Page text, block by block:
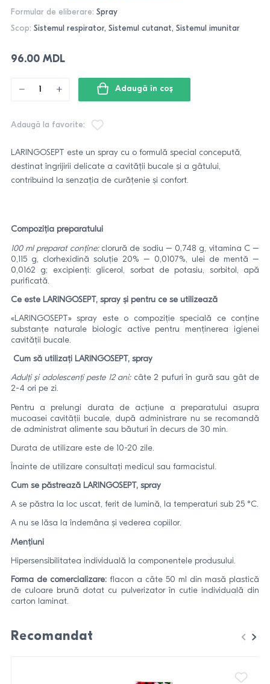
Formular de eliberare: Spray
Scop: Sistemul respirator, Sistemul cutanat, Sistemul imunitar
96.00 MDL
Adaugă în coş
Adaugă la favorite:
LARINGOSEPT este un spray cu o formulă special concepută,
destinat îngrijirii delicate a cavității bucale și a gâtului,
contribuind la senzația de curățenie și confort.
Compoziția preparatului
100 ml preparat conține:clorură de sodiu – 0,748 g, vitamina C –
0,115 g, clorhexidină soluție 20% – 0,0107%, ulei de mentă –
0,0162 g; excipienți: glicerol, sorbat de potasiu, sorbitol, apă
purificată.
Ce este LARINGOSEPT, spray şi pentru ce se utilizează
«LARINGOSEPT» spray este o compoziție specială ce conține
substanțe naturale biologic active pentru menținerea igienei
cavității bucale.
Cum să utilizați LARINGOSEPT, spray
Adulți și adolescenți peste 12 ani:câte 2 pufuri în gură sau gât de
2-4 ori pe zi.
Pentru a prelungi durata de acțiune a preparatului asupra
mucoasei cavității bucale, după administrare nu se recomandă
de administrat alimente sau băuturi în decurs de 30 min.
Durata de utilizare este de 10-20 zile.
Înainte de utilizare consultați medicul sau farmacistul.
Cum se păstrează LARINGOSEPT, spray
A se păstra la loc uscat, ferit de lumină, la temperaturi sub 25 °C.
A nu se lăsa la îndemâna și vederea copiilor.
Mențiuni
Hipersensibilitatea individuală la componentele produsului.
Forma de comercializare:flacon a câte 50 ml din masă plastică
de culoare brună dotat cu pulverizator în cutie individuală din
carton laminat.
Recomandat